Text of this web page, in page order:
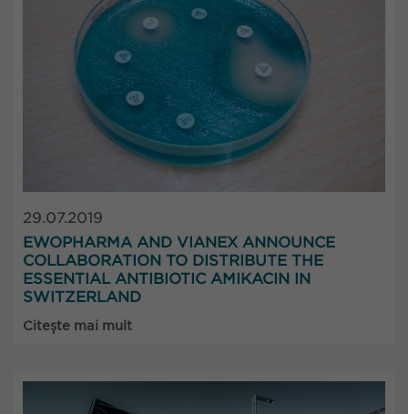
29.07.2019
EWOPHARMA AND VIANEX ANNOUNCE
COLLABORATION TO DISTRIBUTE THE
ESSENTIAL ANTIBIOTIC AMIKACIN IN
SWITZERLAND
Citește mai mult